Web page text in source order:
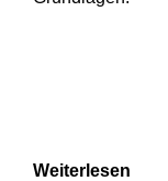
Weiterlesen